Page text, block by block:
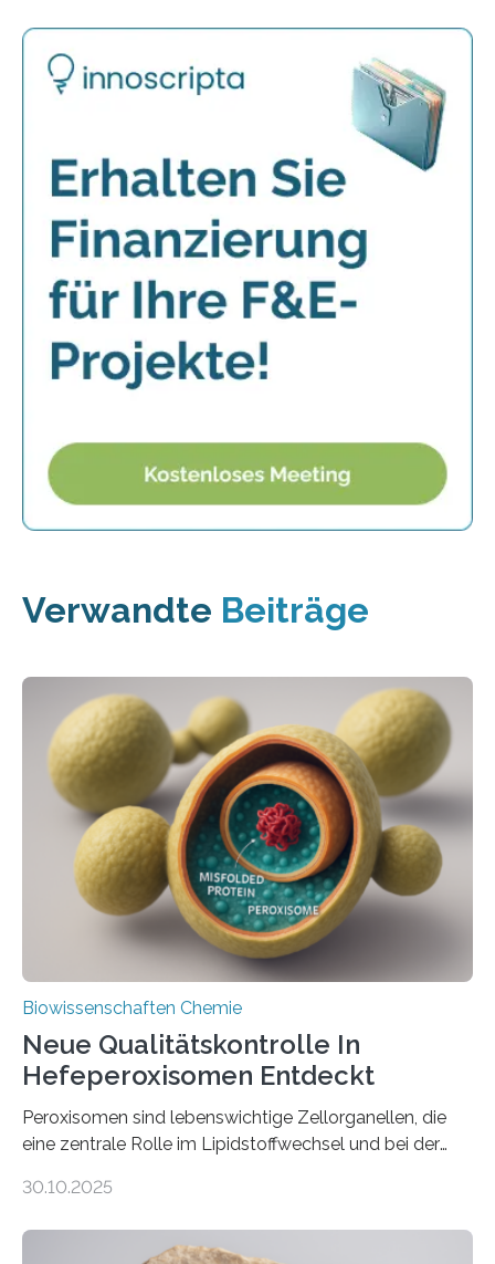
Verwandte Beiträge
Biowissenschaften Chemie
Neue Qualitätskontrolle In
Hefeperoxisomen Entdeckt
Peroxisomen sind lebenswichtige Zellorganellen, die
eine zentrale Rolle im Lipidstoffwechsel und bei der
erfüllen können, müssen zahlreiche Enzyme präzise in
der Ruhr-Universität Bochum um Prof. Dr. Ralf Erdmann
30.10.2025